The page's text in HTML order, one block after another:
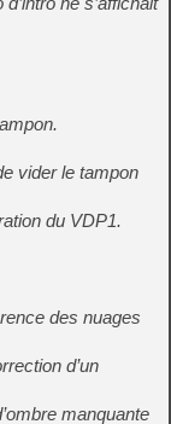
vider le tampon
du VDP1.
des nuages
d’un
manquante